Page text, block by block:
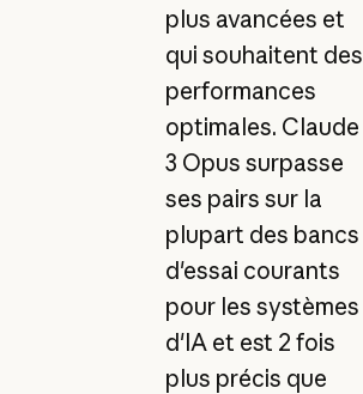
plus avancées et
qui souhaitent des
performances
optimales. Claude
3 Opus surpasse
ses pairs sur la
plupart des bancs
d'essai courants
pour les systèmes
d'IA et est 2 fois
plus précis que